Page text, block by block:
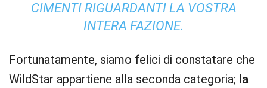
CIMENTI RIGUARDANTI LA VOSTRA
INTERA FAZIONE.
Fortunatamente, siamo felici di constatare che
WildStar appartiene alla seconda categoria; la